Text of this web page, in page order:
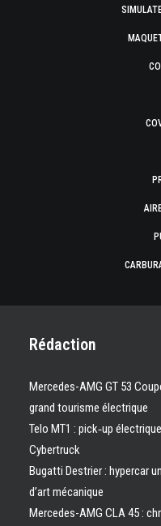
Rédaction
Mercedes-AMG GT 53
grand tourisme électrique
Telo MT1 : pick‑up
Cybertruck
Bugatti Destrier : hypercar
d’art mécanique
Mercedes-AMG CLA 45 :